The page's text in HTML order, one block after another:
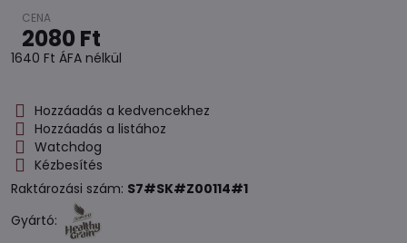
2080 Ft
1640 Ft ÁFA nélkül
Hozzáadás a kedvencekhez
Hozzáadás a listához
Watchdog
Kézbesítés
Raktározási szám: S7#SK#Z00114#1
Gyártó: